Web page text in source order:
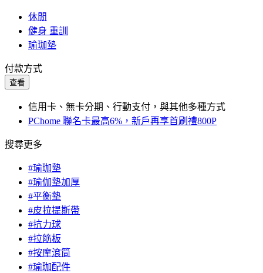
休閒
健身 重訓
瑜珈墊
付款方式
查看
信用卡、無卡分期、行動支付，與其他多種方式
PChome 聯名卡最高6%，新戶再享首刷禮800P
搜尋更多
#瑜珈墊
#瑜伽墊加厚
#平衡墊
#皮拉提斯帶
#抗力球
#拉筋板
#按摩滾筒
#瑜珈配件